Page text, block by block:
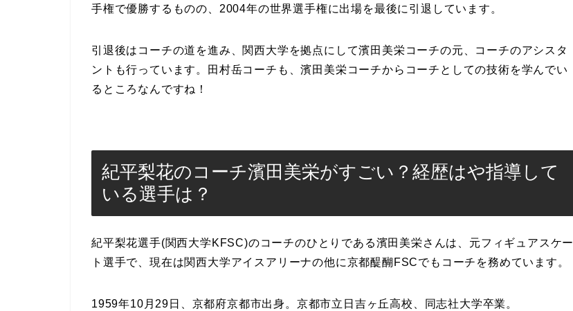
手権で優勝するものの、2004年の世界選手権に出場を最後に引退しています。
引退後はコーチの道を進み、関西大学を拠点にして濱田美栄コーチの元、コーチのアシスタ
ントも行っています。田村岳コーチも、濱田美栄コーチからコーチとしての技術を学んでい
るところなんですね！
紀平梨花のコーチ濱田美栄がすごい？経歴はや指導して
いる選手は？
紀平梨花選手(関西大学KFSC)のコーチのひとりである濱田美栄さんは、元フィギュアスケー
ト選手で、現在は関西大学アイスアリーナの他に京都醍醐FSCでもコーチを務めています。
1959年10月29日、京都府京都市出身。京都市立日吉ヶ丘高校、同志社大学卒業。